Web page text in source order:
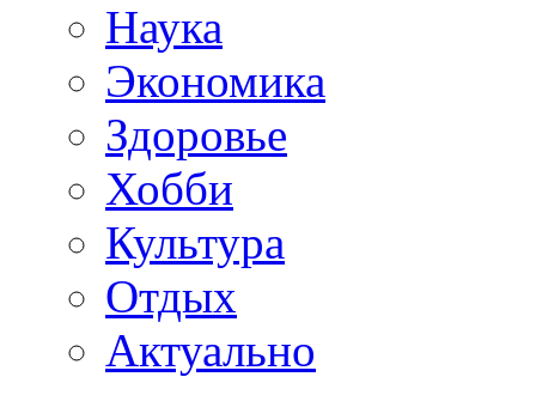
Наука
Экономика
Здоровье
Хобби
Культура
Отдых
Актуально